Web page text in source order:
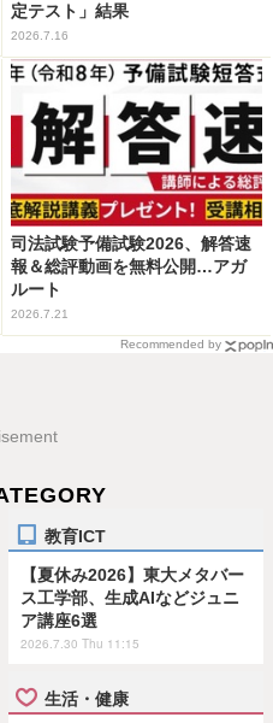
定テスト」結果
2026.7.16
司法試験予備試験2026、解答速
報＆総評動画を無料公開…アガ
ルート
2026.7.21
Recommended by
教育ICT
【夏休み2026】東大メタバー
ス工学部、生成AIなどジュニ
ア講座6選
2026.7.30 Thu 11:15
生活・健康